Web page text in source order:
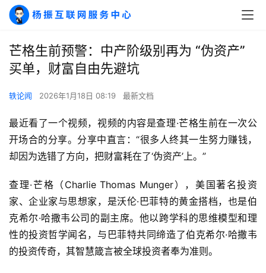
芒格生前预警：中产阶级别再为 “伪资产”
买单，财富自由先避坑
轶论闻 2026年1月18日 08:19 最新文档
最近看了一个视频，视频的内容是查理·芒格生前在一次公
开场合的分享。分享中直言：“很多人终其一生努力赚钱，
却因为选错了方向，把财富耗在了‘伪资产’上。”
查理·芒格（Charlie Thomas Munger），美国著名投资
家、企业家与思想家，是沃伦·巴菲特的黄金搭档，也是伯
克希尔·哈撒韦公司的副主席。他以跨学科的思维模型和理
性的投资哲学闻名，与巴菲特共同缔造了伯克希尔·哈撒韦
的投资传奇，其智慧箴言被全球投资者奉为准则。